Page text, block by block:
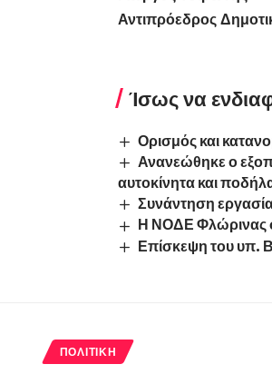
Αντιπρόεδρος
Ίσως να
Ορισμός και
Ανανεώθηκε ο
αυτοκίνητα και
Συνάντηση
Η ΝΟΔΕ Φλώρινας
Επίσκεψη του υπ.
ΠΟΛΙΤΙΚΉ